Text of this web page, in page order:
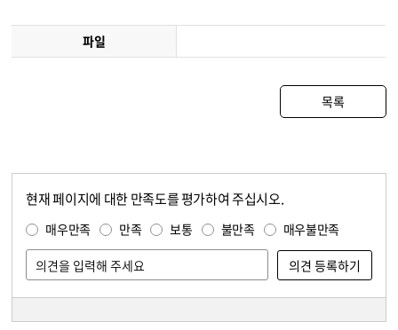
파일
목록
현재 페이지에 대한 만족도를 평가하여 주십시오.
매우만족 만족 보통 불만족 매우불만족